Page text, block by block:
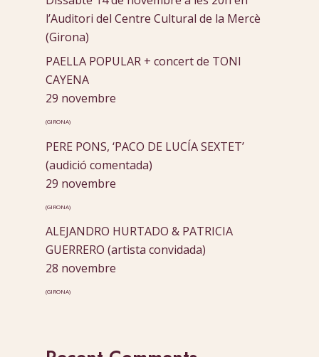
l’Auditori del Centre Cultural de la Mercè
(Girona)
PAELLA POPULAR + concert de TONI
CAYENA
29 novembre
(GIRONA)
PERE PONS, ‘PACO DE LUCÍA SEXTET’
(audició comentada)
29 novembre
(GIRONA)
ALEJANDRO HURTADO & PATRICIA
GUERRERO (artista convidada)
28 novembre
(GIRONA)